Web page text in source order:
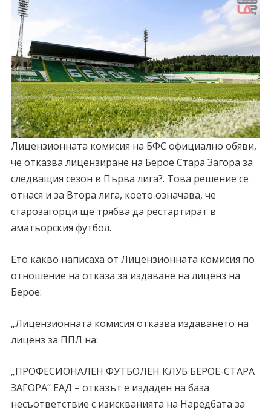
Лицензионната комисия на БФС официално обяви,
че отказва лицензиране на Берое Стара Загора за
следващия сезон в Първа лига?. Това решение се
отнася и за Втора лига, което означава, че
старозагорци ще трябва да рестартират в
аматьорския футбол.
Ето какво написаха от Лицензионната комисия по
отношение на отказа за издаване на лиценз на
Берое:
„Лицензионната комисия отказва издаването на
лиценз за ППЛ на:
„ПРОФЕСИОНАЛЕН ФУТБОЛЕН КЛУБ БЕРОЕ-СТАРА
ЗАГОРА“ ЕАД – отказът е издаден на база
несъответствие с изискванията на Наредбата за